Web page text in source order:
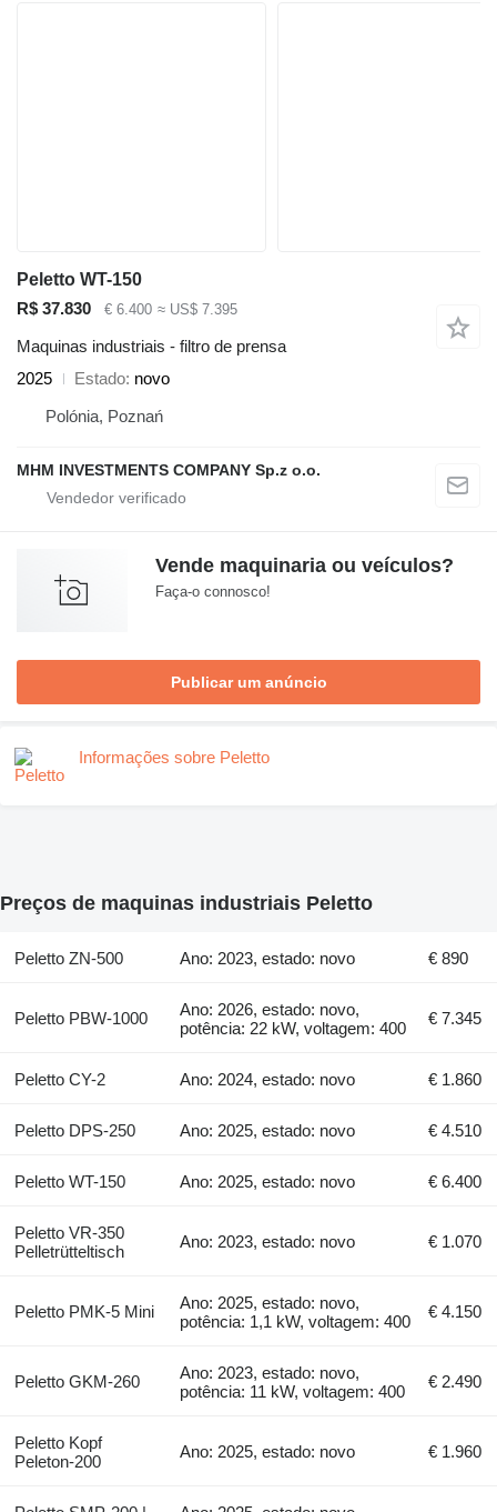
Peletto WT-150
R$ 37.830
€ 6.400 ≈ US$ 7.395
Maquinas industriais - filtro de prensa
2025
Estado novo
Polónia, Poznań
MHM INVESTMENTS COMPANY Sp.z o.o.
Vende maquinaria ou veículos?
Faça-o connosco!
Publicar um anúncio
Informações sobre Peletto
Preços de maquinas industriais Peletto
Peletto ZN-500 Ano: 2023, estado: novo € 890
Peletto PBW-1000
Ano: 2026, estado: novo,
potência: 22 kW, voltagem: 400
€ 7.345
Peletto CY-2 Ano: 2024, estado: novo € 1.860
Peletto DPS-250 Ano: 2025, estado: novo € 4.510
Peletto WT-150 Ano: 2025, estado: novo € 6.400
Peletto VR-350
Pelletrütteltisch
Ano: 2023, estado: novo € 1.070
Peletto PMK-5 Mini
Ano: 2025, estado: novo,
potência: 1,1 kW, voltagem: 400
€ 4.150
Peletto GKM-260
Ano: 2023, estado: novo,
potência: 11 kW, voltagem: 400
€ 2.490
Peletto Kopf
Peleton-200
Ano: 2025, estado: novo € 1.960